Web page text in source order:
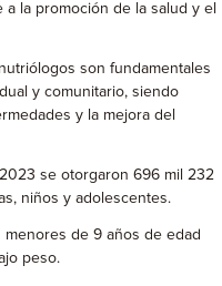
la promoción de la salud y el
son fundamentales
y comunitario, siendo
y la mejora del
se otorgaron 696 mil 232
niños y adolescentes.
de 9 años de edad
peso.